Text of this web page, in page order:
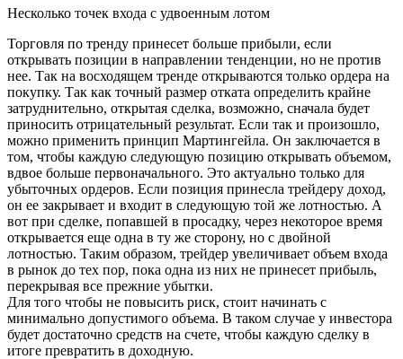
Несколько точек входа с удвоенным лотом
Торговля по тренду принесет больше прибыли, если
открывать позиции в направлении тенденции, но не против
нее. Так на восходящем тренде открываются только ордера на
покупку. Так как точный размер отката определить крайне
затруднительно, открытая сделка, возможно, сначала будет
приносить отрицательный результат. Если так и произошло,
можно применить принцип Мартингейла. Он заключается в
том, чтобы каждую следующую позицию открывать объемом,
вдвое больше первоначального. Это актуально только для
убыточных ордеров. Если позиция принесла трейдеру доход,
он ее закрывает и входит в следующую той же лотностью. А
вот при сделке, попавшей в просадку, через некоторое время
открывается еще одна в ту же сторону, но с двойной
лотностью. Таким образом, трейдер увеличивает объем входа
в рынок до тех пор, пока одна из них не принесет прибыль,
перекрывая все прежние убытки.
Для того чтобы не повысить риск, стоит начинать с
минимально допустимого объема. В таком случае у инвестора
будет достаточно средств на счете, чтобы каждую сделку в
итоге превратить в доходную.